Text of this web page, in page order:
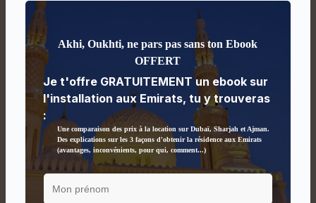
Akhi, Oukhti, ne pars pas sans ton Ebook
OFFERT
Je t'offre GRATUITEMENT un ebook sur
l'installation aux Emirats, tu y trouveras
:
Une comparaison des prix à la location sur Dubaï, Sharjah et Ajman.
Des explications sur les 3 façons d'obtenir la résidence aux Emirats
(avantages, inconvénients, pour qui, comment...)